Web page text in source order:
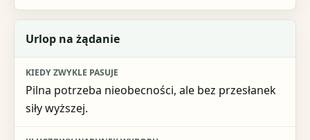
Urlop na żądanie
Pilna potrzeba nieobecności, ale bez przesłanek
siły wyższej.